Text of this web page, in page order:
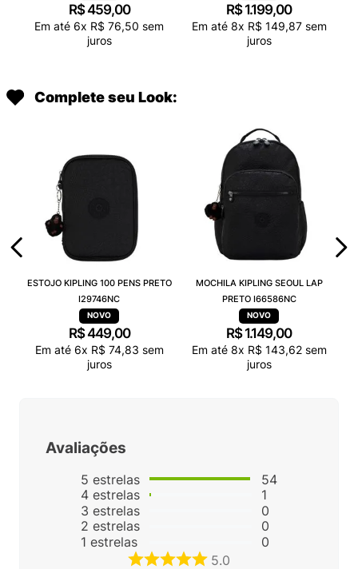
R$459,00
Em até 6x R$ 76,50 sem
juros
R$ 1.199,00
Em até 8x R$ 149,87sem
juros
Complete seu Look:
ESTOJO KIPLING 100 PENS PRETO
I29746NC
R$449,00
Em até 6x R$ 74,83 sem
juros
MOCHILA KIPLING SEOUL LAP
PRETO I66586NC
R$ 1.149,00
Em até 8x R$ 143,62sem
juros
Avaliações
5 estrelas
4 estrelas
3 estrelas
2 estrelas
1 estrelas
54
1
0
0
0
5.0